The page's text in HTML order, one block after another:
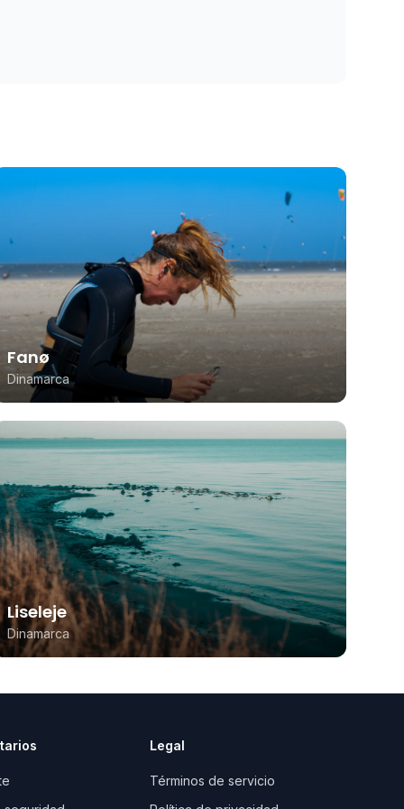
Fanø
Dinamarca
Liseleje
Dinamarca
Legal
Términos de servicio